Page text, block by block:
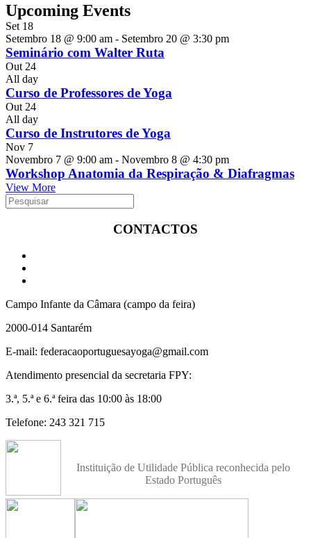
Upcoming Events
Set 18
Setembro 18 @ 9:00 am - Setembro 20 @ 3:30 pm
Seminário com Walter Ruta
Out 24
All day
Curso de Professores de Yoga
Out 24
All day
Curso de Instrutores de Yoga
Nov 7
Novembro 7 @ 9:00 am - Novembro 8 @ 4:30 pm
Workshop Anatomia da Respiração & Diafragmas
View More
CONTACTOS
Campo Infante da Câmara (campo da feira)
2000-014 Santarém
E-mail: federacaoportuguesayoga@gmail.com
Atendimento presencial da secretaria FPY:
3.ª, 5.ª e 6.ª feira das 10:00 às 18:00
Telefone: 243 321 715
Instituição de Utilidade Pública reconhecida pelo
Estado Português